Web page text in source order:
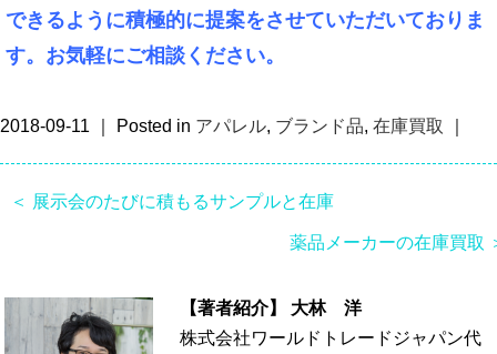
できるように積極的に提案をさせていただいておりま
す。お気軽にご相談ください。
2018-09-11 ｜ Posted in アパレル, ブランド品, 在庫買取
＜ 展示会のたびに積もるサンプルと在庫
薬品メーカーの在庫買取
【著者紹介】
大林 洋
株式会社ワールドトレードジャパン代